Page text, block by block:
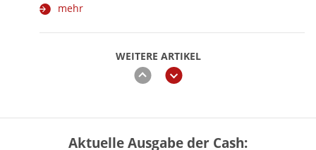
WEITERE ARTIKEL
zurückweiter
mehr
Vermieter-Zutritt: Wann Mieter
Aktuelle Ausgabe der Cash: